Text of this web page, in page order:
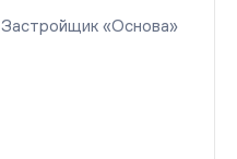
Застройщик «Основа»